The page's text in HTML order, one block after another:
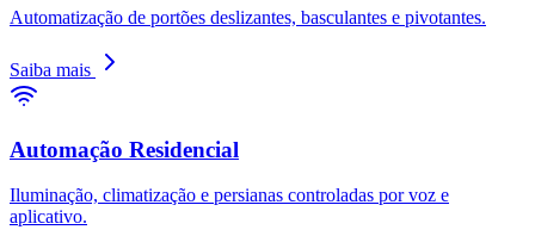
Automatização de portões deslizantes, basculantes e pivotantes.
Saiba mais
Automação Residencial
Iluminação, climatização e persianas controladas por voz e
aplicativo.